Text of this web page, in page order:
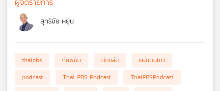
สุทธิชัย หยุ่น
thaipbs ภัยพิบัติ ตึกถล่ม
แผ่นดินไหว
podcast
Thai PBS Podcast
ThaiPBSPodcast